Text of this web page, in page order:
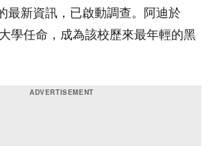
最新資訊，已啟動調查。阿迪於
學任命，成為該校歷來最年輕的黑